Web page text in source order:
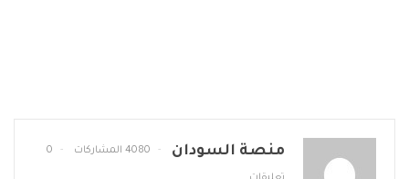
منصة السودان 4080 المشاركات 0